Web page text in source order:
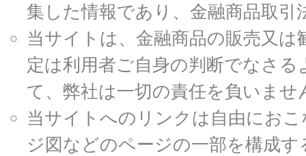
集した情報であり、金融商品取
当サイトは、金融商品の販売又
定は利用者ご自身の判断でなさ
て、弊社は一切の責任を負いませ
当サイトへのリンクは自由にお
ジ図などのページの一部を構成